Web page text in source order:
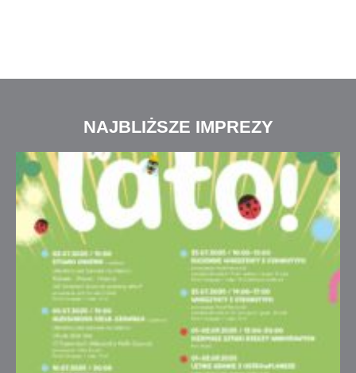
NAJBLIŻSZE IMPREZY